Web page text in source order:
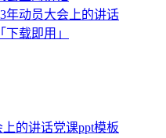
年动员大会上的讲话
载即用」
的讲话党课ppt模板